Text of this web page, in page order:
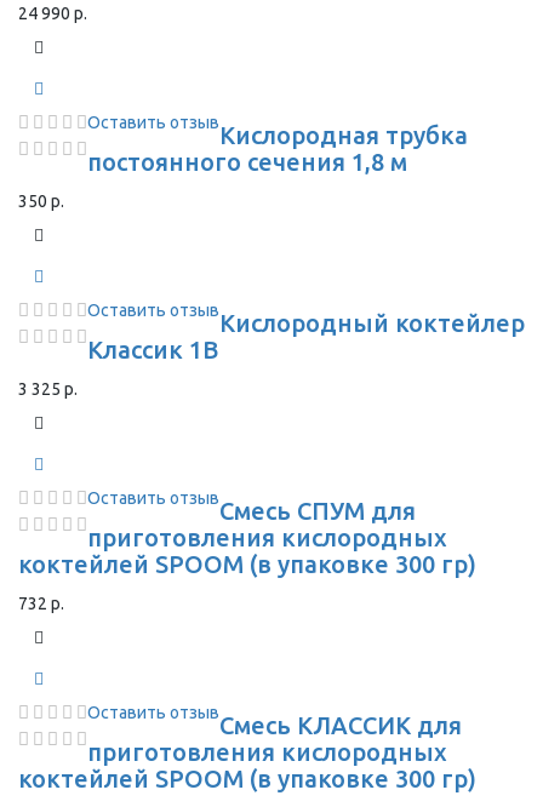
24 990 р.
Оставить отзывКислородная трубка
постоянного сечения 1,8 м
350 р.
Оставить отзывКислородный коктейлер
Классик 1В
3 325 р.
Оставить отзывСмесь СПУМ для
приготовления кислородных
коктейлей SPOOM (в упаковке 300 гр)
732 р.
Оставить отзывСмесь КЛАССИК для
приготовления кислородных
коктейлей SPOOM (в упаковке 300 гр)